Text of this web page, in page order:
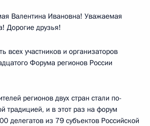
Валентина Ивановна! Уважаемая
Дорогие друзья!
всех участников и организаторов
Форума регионов России
регионов двух стран стали по-
традицией, и в этот раз на форум
делегатов из 79 субъектов Российской